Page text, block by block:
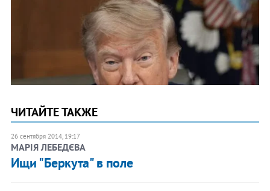
ЧИТАЙТЕ ТАКЖЕ
26 сентября 2014, 19:17
МАРІЯ ЛЕБЕДЄВА
Ищи "Беркута" в поле